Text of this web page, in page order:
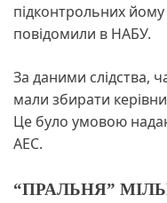
підконтрольних
повідомили в НАБУ.
За даними слідства,
мали збирати
Це було умовою
АЕС.
“ПРАЛЬНЯ”